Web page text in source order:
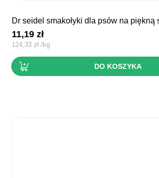
dr seidel smakołyki dla psów na piękną
11,19zł
124,33zł /kg
DO KOSZYKA